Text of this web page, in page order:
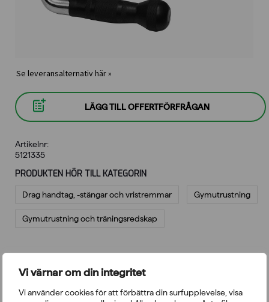
Vi värnar om din integritet
Vi använder cookies för att förbättra din surfupplevelse, visa
Se leveransalternativ här »
LÄGG TILL OFFERTFÖRFRÅGAN
Artikelnr:
5121335
PRODUKTEN HÖR TILL KATEGORIN
Drag handtag, -stängar och vristremmar Gymutrustning
Gymutrustning och träningsredskap